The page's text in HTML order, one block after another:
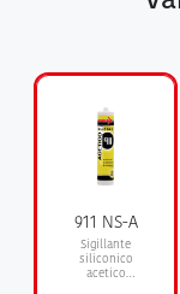
911 NS-A
Sigillante
siliconico
acetico